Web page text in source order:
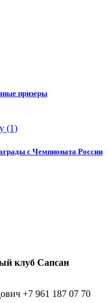
призеры
с Чемпионата России
клуб Сапсан
+7 961 187 07 70